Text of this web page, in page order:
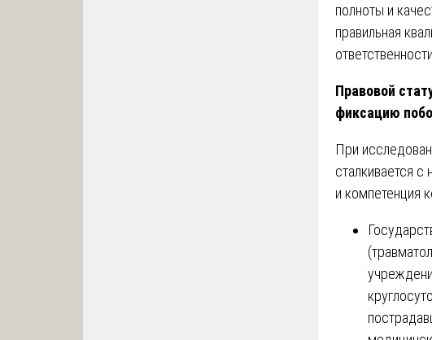
полноты и
правильная
Правовой
фиксацию
При
сталкивается с
и компетенция